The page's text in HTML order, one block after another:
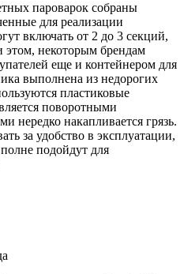
пароварок собраны
для реализации
включать от 2 до 3 секций,
этом, некоторым брендам
еще и контейнером для
выполнена из недорогих
пластиковые
поворотными
нередко накапливается грязь.
за удобство в эксплуатации,
подойдут для